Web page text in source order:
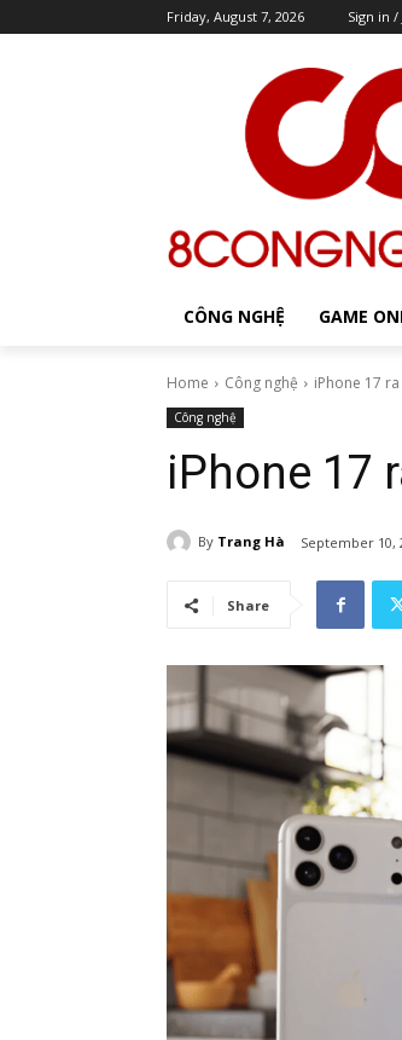
Friday, August 7, 2026 Sign in /
CÔNG NGHỆ GAME
Home Công nghệ iPhone 17
Công nghệ
iPhone 17
By Trang Hà September 10,
Share